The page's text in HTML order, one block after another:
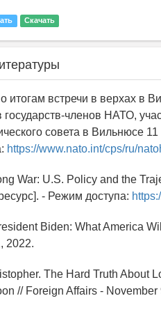
Скачать
итогам встречи в верхах в
государств-членов НАТО,
совета в Вильнюсе
https://www.nato.int/cps/ru/
War: U.S. Policy and the
- Режим доступа:
Biden: What America
2022.
The Hard Truth About
// Foreign Affairs - November